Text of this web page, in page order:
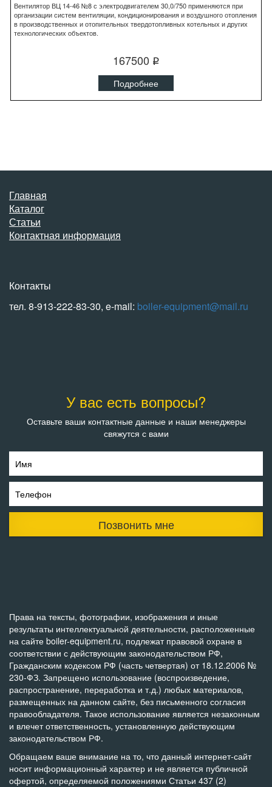
Вентилятор ВЦ 14-46 №8 с электродвигателем 30,0/750 применяются при
организации систем вентиляции, кондиционирования и воздушного отопления
в производственных и отопительных твердотопливных котельных и других
технологических объектов.
167500 q
Подробнее
Главная
Каталог
Статьи
Контактная информация
Контакты
тел. 8-913-222-83-30, e-mail: boiler-equipment@mail.ru
У вас есть вопросы?
Оставьте ваши контактные данные и наши менеджеры
свяжутся с вами
Имя
Телефон
Позвонить мне
Права на тексты, фотографии, изображения и иные
результаты интеллектуальной деятельности, расположенные
на сайте boiler-equipment.ru, подлежат правовой охране в
соответствии с действующим законодательством РФ,
Гражданским кодексом РФ (часть четвертая) от 18.12.2006 №
230-ФЗ. Запрещено использование (воспроизведение,
распространение, переработка и т.д.) любых материалов,
размещенных на данном сайте, без письменного согласия
правообладателя. Такое использование является незаконным
и влечет ответственность, установленную действующим
законодательством РФ.
Обращаем ваше внимание на то, что данный интернет-сайт
носит информационный характер и не является публичной
офертой, определяемой положениями Статьи 437 (2)